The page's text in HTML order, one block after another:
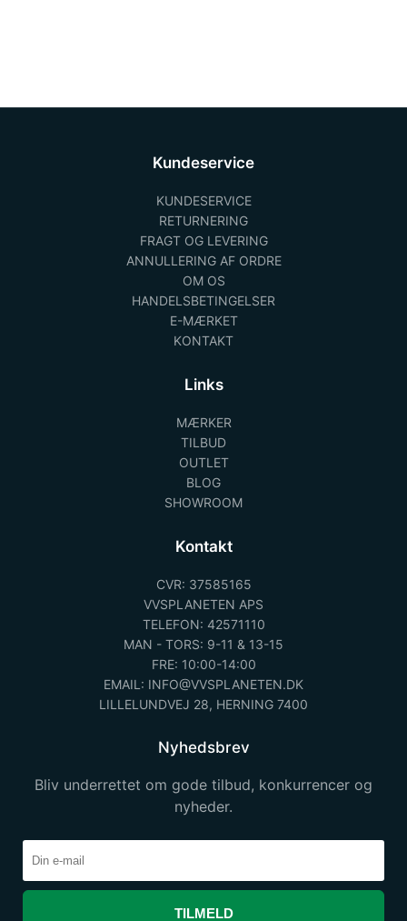
Kundeservice
KUNDESERVICE
RETURNERING
FRAGT OG LEVERING
ANNULLERING AF ORDRE
OM OS
HANDELSBETINGELSER
E-MÆRKET
KONTAKT
Links
MÆRKER
TILBUD
OUTLET
BLOG
SHOWROOM
Kontakt
CVR: 37585165
VVSPLANETEN APS
TELEFON: 42571110
MAN - TORS: 9-11 & 13-15
FRE: 10:00-14:00
EMAIL: INFO@VVSPLANETEN.DK
LILLELUNDVEJ 28, HERNING 7400
Nyhedsbrev
Bliv underrettet om gode tilbud, konkurrencer og
nyheder.
TILMELD